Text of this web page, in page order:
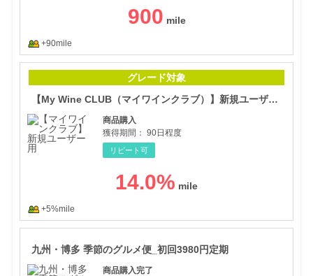
900
+90mile
グレード対象
【My Wine CLUB（マイワインクラブ）】新規ユーザー用
商品購入
獲得期間： 90日程度
リピート可
14.0%
+5%mile
九州・博多 季節のグルメ便_初回3980円定期
商品購入完了